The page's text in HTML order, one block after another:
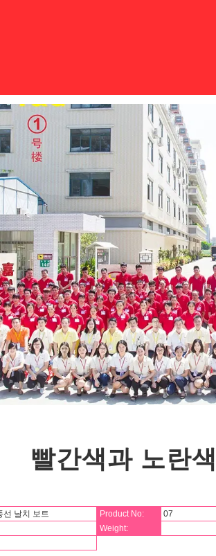
빨간색과 노란
선 날치 보트 Product No: 07
Weight: